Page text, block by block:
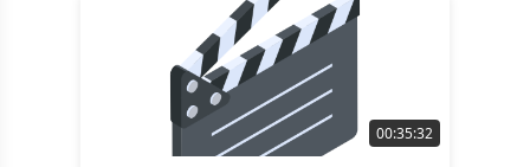
00:35:32